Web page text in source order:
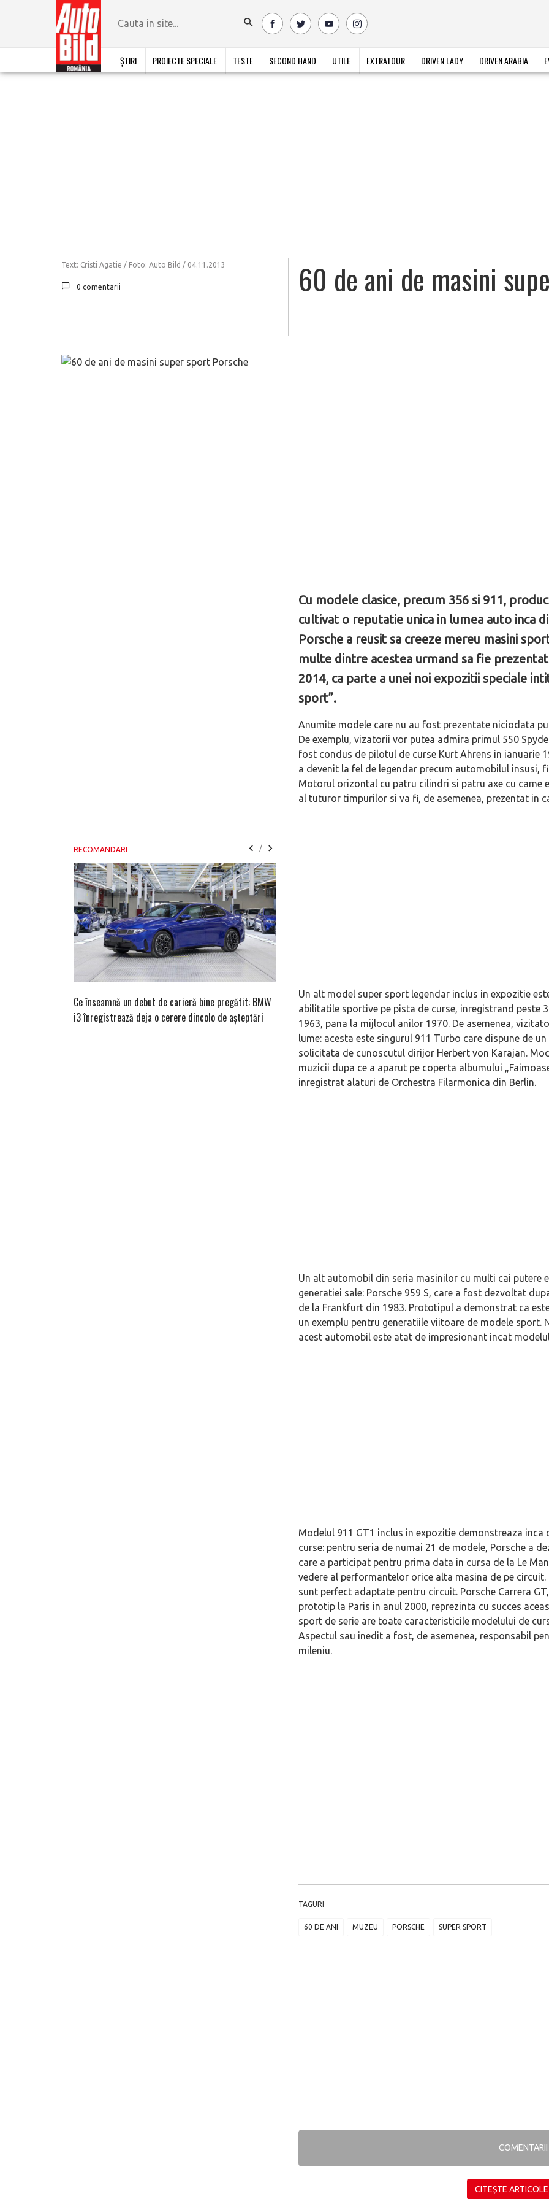
ȘTIRI PROIECTE SPECIALE TESTE SECOND HAND UTILE EXTRATOUR DRIVEN LADY DRIVEN ARABIA
Text: Cristi Agatie / Foto: Auto Bild / 04.11.2013
0 comentarii 60 de ani de masini
Cu modele clasice, precum 356 si 911,
cultivat o reputatie unica in lumea auto inca
Porsche a reusit sa creeze mereu masini
multe dintre acestea urmand sa fie
2014, ca parte a unei noi expozitii speciale
sport”.
Anumite modele care nu au fost prezentate niciodata
De exemplu, vizatorii vor putea admira primul 550
fost condus de pilotul de curse Kurt Ahrens in ianuarie
a devenit la fel de legendar precum automobilul insusi,
Motorul orizontal cu patru cilindri si patru axe cu came
al tuturor timpurilor si va fi, de asemenea, prezentat in
Un alt model super sport legendar inclus in expozitie
abilitatile sportive pe pista de curse, inregistrand peste
1963, pana la mijlocul anilor 1970. De asemenea,
lume: acesta este singurul 911 Turbo care dispune de
solicitata de cunoscutul dirijor Herbert von Karajan.
muzicii dupa ce a aparut pe coperta albumului
inregistrat alaturi de Orchestra Filarmonica din Berlin.
Un alt automobil din seria masinilor cu multi cai putere
generatiei sale: Porsche 959 S, care a fost dezvoltat
de la Frankfurt din 1983. Prototipul a demonstrat ca
un exemplu pentru generatiile viitoare de modele
acest automobil este atat de impresionant incat
Modelul 911 GT1 inclus in expozitie demonstreaza inca
curse: pentru seria de numai 21 de modele, Porsche a
care a participat pentru prima data in cursa de la Le
vedere al performantelor orice alta masina de pe
sunt perfect adaptate pentru circuit. Porsche Carrera
prototip la Paris in anul 2000, reprezinta cu succes
sport de serie are toate caracteristicile modelului de
Aspectul sau inedit a fost, de asemenea, responsabil
mileniu.
TAGURI
60 DE ANI MUZEU PORSCHE SUPER SPORT
COMENTARII
CITEȘTE
RECOMANDARI /
Ce înseamnă un debut de carieră bine pregătit: BMW
i3 înregistrează deja o cerere dincolo de așteptări
Versiune MINI Countryman încă nelansată oficial, dată
pe mâna fetelor în competiția off-road Rebelle Rally
Pentru cine știe
Blackbird va suna
altfel!